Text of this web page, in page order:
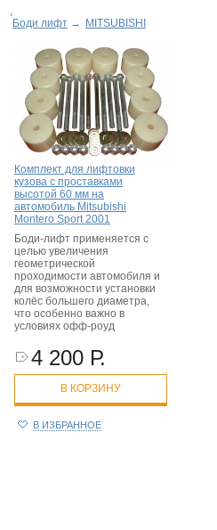
Боди лифт → MITSUBISHI
Комплект для лифтовки
кузова с проставками
высотой 60 мм на
автомобиль Mitsubishi
Montero Sport 2001
Боди-лифт применяется с
целью увеличения
геометрической
проходимости автомобиля и
для возможности установки
колёс большего диаметра,
что особенно важно в
условиях офф-роуд
4 200 Р.
В КОРЗИНУ
В ИЗБРАННОЕ